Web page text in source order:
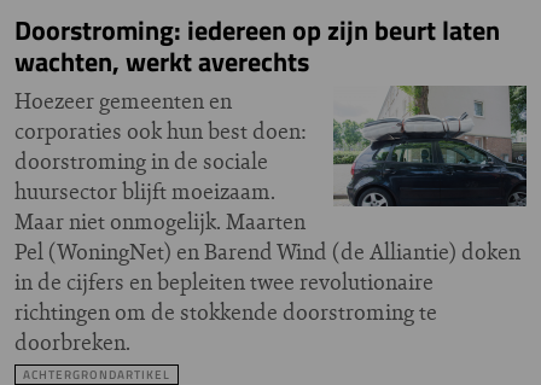
Doorstroming: iedereen op zijn beurt laten
wachten, werkt averechts
Hoezeer gemeenten en
corporaties ook hun best doen:
doorstroming in de sociale
huursector blijft moeizaam.
Maar niet onmogelijk. Maarten
Pel (WoningNet) en Barend Wind (de Alliantie) doken
in de cijfers en bepleiten twee revolutionaire
richtingen om de stokkende doorstroming te
doorbreken.
ACHTERGRONDARTIKEL